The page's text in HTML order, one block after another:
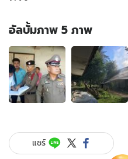
อัลบั้มภาพ 5 ภาพ
อัลบั้ม
ภาพ
5
ภาพ
ของ
เผา
บ้าน
แชร์